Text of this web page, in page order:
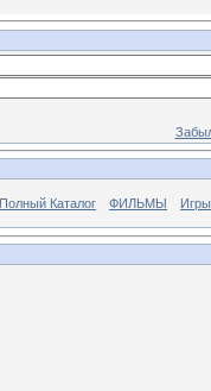
Каталог ФИЛЬМЫ